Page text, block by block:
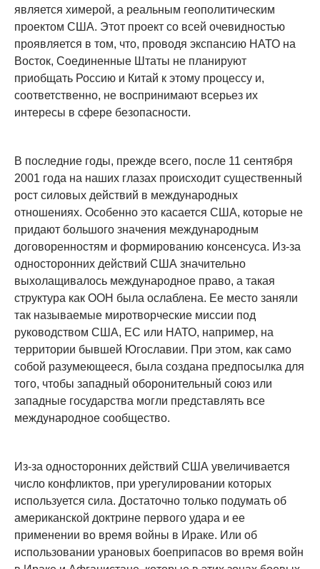
является химерой, а реальным геополитическим
проектом США. Этот проект со всей очевидностью
проявляется в том, что, проводя экспансию НАТО на
Восток, Соединенные Штаты не планируют
приобщать Россию и Китай к этому процессу и,
соответственно, не воспринимают всерьез их
интересы в сфере безопасности.
В последние годы, прежде всего, после 11 сентября
2001 года на наших глазах происходит существенный
рост силовых действий в международных
отношениях. Особенно это касается США, которые не
придают большого значения международным
договоренностям и формированию консенсуса. Из-за
односторонних действий США значительно
выхолащивалось международное право, а такая
структура как ООН была ослаблена. Ее место заняли
так называемые миротворческие миссии под
руководством США, ЕС или НАТО, например, на
территории бывшей Югославии. При этом, как само
собой разумеющееся, была создана предпосылка для
того, чтобы западный оборонительный союз или
западные государства могли представлять все
международное сообщество.
Из-за односторонних действий США увеличивается
число конфликтов, при урегулировании которых
используется сила. Достаточно только подумать об
американской доктрине первого удара и ее
применении во время войны в Ираке. Или об
использовании урановых боеприпасов во время войн